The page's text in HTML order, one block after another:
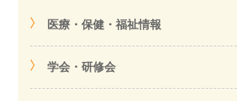
医療・保健・福祉情報
学会・研修会